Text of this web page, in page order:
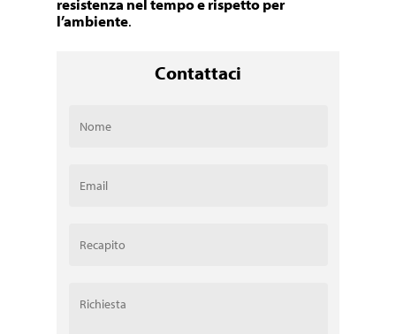
resistenza nel tempo e rispetto per
l’ambiente.
Contattaci